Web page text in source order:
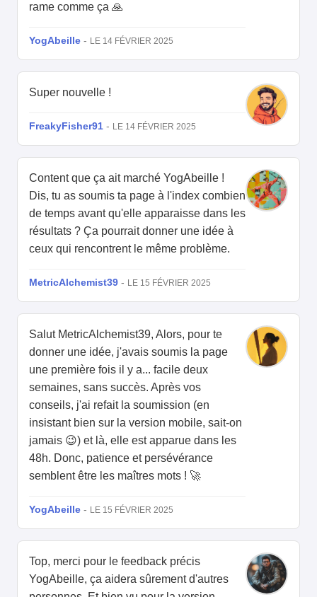
rame comme ça 🙏
YogAbeille - LE 14 FÉVRIER 2025
Super nouvelle !
FreakyFisher91 - LE 14 FÉVRIER 2025
Content que ça ait marché YogAbeille !
Dis, tu as soumis ta page à l'index combien
de temps avant qu'elle apparaisse dans les
résultats ? Ça pourrait donner une idée à
ceux qui rencontrent le même problème.
MetricAlchemist39 - LE 15 FÉVRIER 2025
Salut MetricAlchemist39, Alors, pour te
donner une idée, j'avais soumis la page
une première fois il y a... facile deux
semaines, sans succès. Après vos
conseils, j'ai refait la soumission (en
insistant bien sur la version mobile, sait-on
jamais 😉) et là, elle est apparue dans les
48h. Donc, patience et persévérance
semblent être les maîtres mots ! 🚀
YogAbeille - LE 15 FÉVRIER 2025
Top, merci pour le feedback précis
YogAbeille, ça aidera sûrement d'autres